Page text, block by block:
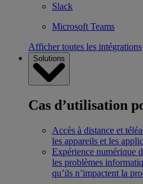
Slack
Microsoft Teams
Afficher toutes les intégrations
Solutions
Cas d’utilisation
Accès à distance et
les appareils et les
Expérience numérique
les problèmes
qu’ils n’impactent la